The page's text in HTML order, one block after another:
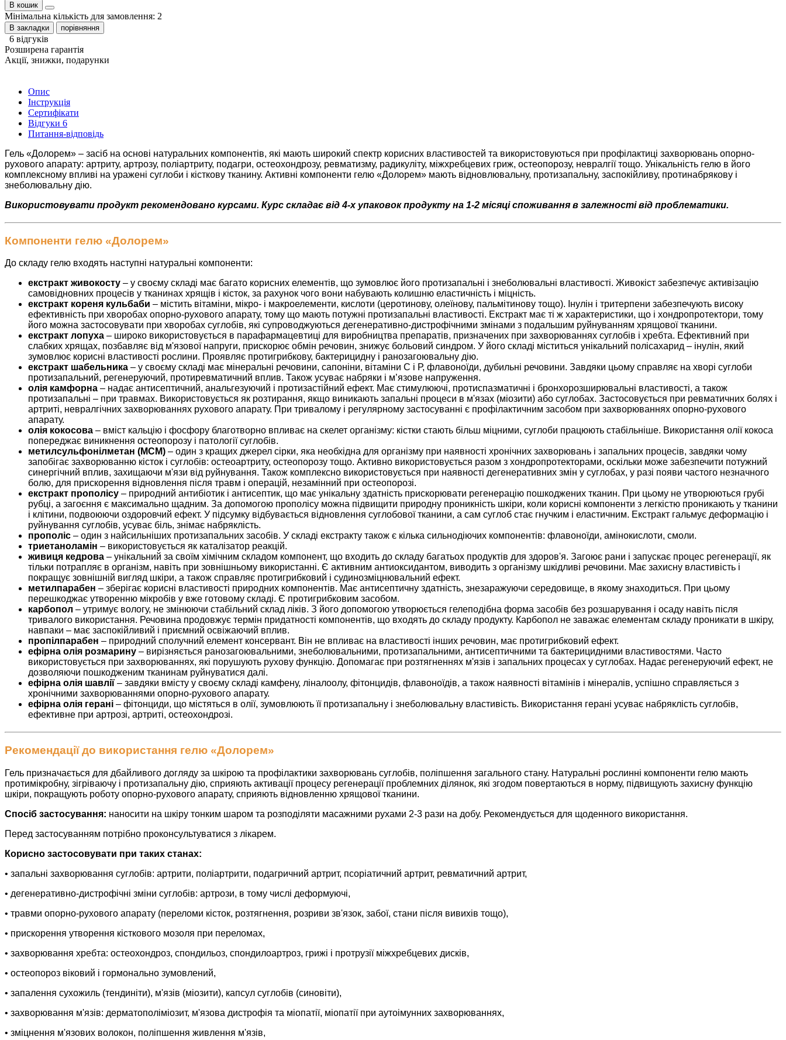
В кошик
Мінімальна кількість для замовлення: 2
В закладки порівняння
6 відгуків
Розширена гарантія
Акції, знижки, подарунки
Опис
Інструкція
Сертифікати
Відгуки 6
Питання-відповідь
Гель «Долорем» – засіб на основі натуральних компонентів, які мають широкий спектр корисних властивостей та використовуються при профілактиці захворювань опорно-
рухового апарату: артриту, артрозу, поліартриту, подагри, остеохондрозу, ревматизму, радикуліту, міжхребцевих гриж, остеопорозу, невралгії тощо. Унікальність гелю в його
комплексному впливі на уражені суглоби і кісткову тканину. Активні компоненти гелю «Долорем» мають відновлювальну, протизапальну, заспокійливу, протинабрякову і
знеболювальну дію.
Використовувати продукт рекомендовано курсами. Курс складає від 4-х упаковок продукту на 1-2 місяці споживання в залежності від проблематики.
Компоненти гелю «Долорем»
До складу гелю входять наступні натуральні компоненти:
екстракт живокосту – у своєму складі має багато корисних елементів, що зумовлює його протизапальні і знеболювальні властивості. Живокіст забезпечує активізацію
самовідновних процесів у тканинах хрящів і кісток, за рахунок чого вони набувають колишню еластичність і міцність.
екстракт кореня кульбаби – містить вітаміни, мікро- і макроелементи, кислоти (церотинову, олеїнову, пальмітинову тощо). Інулін і тритерпени забезпечують високу
ефективність при хворобах опорно-рухового апарату, тому що мають потужні протизапальні властивості. Екстракт має ті ж характеристики, що і хондропротектори, тому
його можна застосовувати при хворобах суглобів, які супроводжуються дегенеративно-дистрофічними змінами з подальшим руйнуванням хрящової тканини.
екстракт лопуха – широко використовується в парафармацевтиці для виробництва препаратів, призначених при захворюваннях суглобів і хребта. Ефективний при
слабких хрящах, позбавляє від м'язової напруги, прискорює обмін речовин, знижує больовий синдром. У його складі міститься унікальний полісахарид – інулін, який
зумовлює корисні властивості рослини. Проявляє протигрибкову, бактерицидну і ранозагоювальну дію.
екстракт шабельника – у своєму складі має мінеральні речовини, сапоніни, вітаміни С і Р, флавоноїди, дубильні речовини. Завдяки цьому справляє на хворі суглоби
протизапальний, регенеруючий, протиревматичний вплив. Також усуває набряки і м’язове напруження.
олія камфорна – надає антисептичний, анальгезуючий і протизастійний ефект. Має стимулюючі, протиспазматичні і бронхорозширювальні властивості, а також
протизапальні – при травмах. Використовується як розтирання, якщо виникають запальні процеси в м'язах (міозити) або суглобах. Застосовується при ревматичних болях і
артриті, невралгічних захворюваннях рухового апарату. При тривалому і регулярному застосуванні є профілактичним засобом при захворюваннях опорно-рухового
апарату.
олія кокосова – вміст кальцію і фосфору благотворно впливає на скелет організму: кістки стають більш міцними, суглоби працюють стабільніше. Використання олії кокоса
попереджає виникнення остеопорозу і патології суглобів.
метилсульфонілметан (МСМ) – один з кращих джерел сірки, яка необхідна для організму при наявності хронічних захворювань і запальних процесів, завдяки чому
запобігає захворюванню кісток і суглобів: остеоартриту, остеопорозу тощо. Активно використовується разом з хондропротекторами, оскільки може забезпечити потужний
синергічний вплив, захищаючи м'язи від руйнування. Також комплексно використовується при наявності дегенеративних змін у суглобах, у разі появи частого незначного
болю, для прискорення відновлення після травм і операцій, незамінний при остеопорозі.
екстракт прополісу – природний антибіотик і антисептик, що має унікальну здатність прискорювати регенерацію пошкоджених тканин. При цьому не утворюються грубі
рубці, а загоєння є максимально щадним. За допомогою прополісу можна підвищити природну проникність шкіри, коли корисні компоненти з легкістю проникають у тканини
і клітини, подвоюючи оздоровчий ефект. У підсумку відбувається відновлення суглобової тканини, а сам суглоб стає гнучким і еластичним. Екстракт гальмує деформацію і
руйнування суглобів, усуває біль, знімає набряклість.
прополіс – один з найсильніших протизапальних засобів. У складі екстракту також є кілька сильнодіючих компонентів: флавоноїди, амінокислоти, смоли.
триетаноламін – використовується як каталізатор реакцій.
живиця кедрова – унікальний за своїм хімічним складом компонент, що входить до складу багатьох продуктів для здоров'я. Загоює рани і запускає процес регенерації, як
тільки потрапляє в організм, навіть при зовнішньому використанні. Є активним антиоксидантом, виводить з організму шкідливі речовини. Має захисну властивість і
покращує зовнішній вигляд шкіри, а також справляє протигрибковий і судинозміцнювальний ефект.
метилпарабен – зберігає корисні властивості природних компонентів. Має антисептичну здатність, знезаражуючи середовище, в якому знаходиться. При цьому
перешкоджає утворенню мікробів у вже готовому складі. Є протигрибковим засобом.
карбопол – утримує вологу, не змінюючи стабільний склад ліків. З його допомогою утворюється гелеподібна форма засобів без розшарування і осаду навіть після
тривалого використання. Речовина продовжує термін придатності компонентів, що входять до складу продукту. Карбопол не заважає елементам складу проникати в шкіру,
навпаки – має заспокійливий і приємний освіжаючий вплив.
пропілпарабен – природний сполучний елемент консервант. Він не впливає на властивості інших речовин, має протигрибковий ефект.
ефірна олія розмарину – вирізняється ранозагоювальними, знеболювальними, протизапальними, антисептичними та бактерицидними властивостями. Часто
використовується при захворюваннях, які порушують рухову функцію. Допомагає при розтягненнях м'язів і запальних процесах у суглобах. Надає регенеруючий ефект, не
дозволяючи пошкодженим тканинам руйнуватися далі.
ефірна олія шавлії – завдяки вмісту у своєму складі камфену, ліналоолу, фітонцидів, флавоноїдів, а також наявності вітамінів і мінералів, успішно справляється з
хронічними захворюваннями опорно-рухового апарату.
ефірна олія герані – фітонциди, що містяться в олії, зумовлюють її протизапальну і знеболювальну властивість. Використання герані усуває набряклість суглобів,
ефективне при артрозі, артриті, остеохондрозі.
Рекомендації до використання гелю «Долорем»
Гель призначається для дбайливого догляду за шкірою та профілактики захворювань суглобів, поліпшення загального стану. Натуральні рослинні компоненти гелю мають
протимікробну, зігріваючу і протизапальну дію, сприяють активації процесу регенерації проблемних ділянок, які згодом повертаються в норму, підвищують захисну функцію
шкіри, покращують роботу опорно-рухового апарату, сприяють відновленню хрящової тканини.
Спосіб застосування: наносити на шкіру тонким шаром та розподіляти масажними рухами 2-3 рази на добу. Рекомендується для щоденного використання.
Перед застосуванням потрібно проконсультуватися з лікарем.
Корисно застосовувати при таких станах:
• запальні захворювання суглобів: артрити, поліартрити, подагричний артрит, псоріатичний артрит, ревматичний артрит,
• дегенеративно-дистрофічні зміни суглобів: артрози, в тому числі деформуючі,
• травми опорно-рухового апарату (переломи кісток, розтягнення, розриви зв'язок, забої, стани після вивихів тощо),
• прискорення утворення кісткового мозоля при переломах,
• захворювання хребта: остеохондроз, спондильоз, спондилоартроз, грижі і протрузії міжхребцевих дисків,
• остеопороз віковий і гормонально зумовлений,
• запалення сухожиль (тендиніти), м'язів (міозити), капсул суглобів (синовіти),
• захворювання м'язів: дерматополіміозит, м'язова дистрофія та міопатії, міопатії при аутоімунних захворюваннях,
• зміцнення м'язових волокон, поліпшення живлення м'язів,